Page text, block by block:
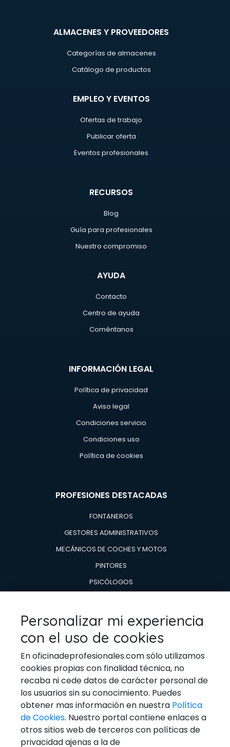
ALMACENES Y PROVEEDORES
Categorías de almacenes
Catálogo de productos
EMPLEO Y EVENTOS
Ofertas de trabajo
Publicar oferta
Eventos profesionales
RECURSOS
Blog
Guía para profesionales
Nuestro compromiso
AYUDA
Contacto
Centro de ayuda
Coméntanos
INFORMACIÓN LEGAL
Política de privacidad
Aviso legal
Condiciones servicio
Condiciones uso
Política de cookies
PROFESIONES DESTACADAS
FONTANEROS
GESTORES ADMINISTRATIVOS
MECÁNICOS DE COCHES Y MOTOS
PINTORES
PSICÓLOGOS
TÉCNICOS EN REPARACIÓN DE
ELECTRODOMESTICOS
VETERINARIOS
Ponerse En Contacto
Email: general@oficinadeprofesionales.com
Personalizar mi experiencia
con el uso de cookies
En oficinadeprofesionales.com sólo utilizamos
cookies propias con finalidad técnica, no
recaba ni cede datos de carácter personal de
los usuarios sin su conocimiento. Puedes
obtener mas información en nuestra Política
de Cookies. Nuestro portal contiene enlaces a
otros sitios web de terceros con políticas de
privacidad ajenas a la de